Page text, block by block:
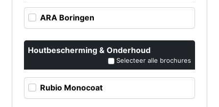
ARA Boringen
Houtbescherming & Onderhoud
Selecteer alle brochures
Rubio Monocoat